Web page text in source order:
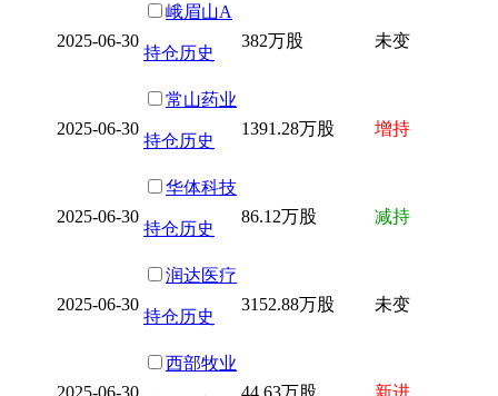
2025-06-30
峨眉山A
持仓历史
382万股 未变
2025-06-30
常山药业
持仓历史
1391.28万股 增持
2025-06-30
华体科技
持仓历史
86.12万股 减持
2025-06-30
润达医疗
持仓历史
3152.88万股 未变
2025-06-30
西部牧业
44.63万股 新进